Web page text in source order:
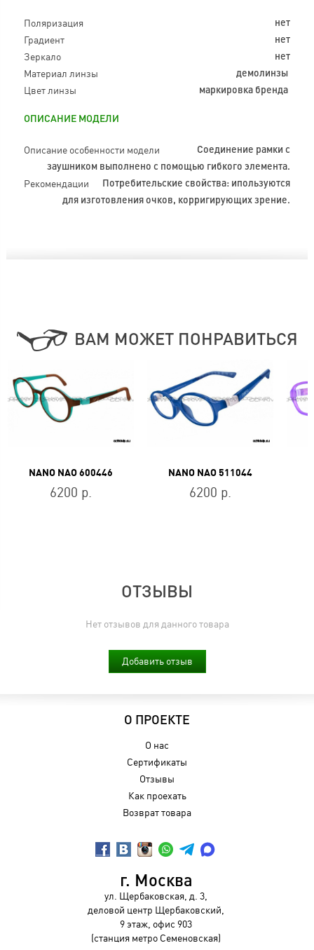
Поляризация нет
Градиент нет
Зеркало нет
Материал линзы демолинзы
Цвет линзы маркировка бренда
ОПИСАНИЕ МОДЕЛИ
Описание особенности модели
Соединение рамки с
заушником выполнено с помощью гибкого элемента.
Рекомендации
Потребительские свойства: ипользуются
для изготовления очков, корригирующих зрение.
ВАМ МОЖЕТ ПОНРАВИТЬСЯ
NANO NAO 600446
6200 р.
NANO NAO 511044
6200 р.
ОТЗЫВЫ
Нет отзывов для данного товара
Добавить отзыв
О ПРОЕКТЕ
О нас
Сертификаты
Отзывы
Как проехать
Возврат товара
г. Москва
ул. Щербаковская, д. 3,
деловой центр Щербаковский,
9 этаж, офис 903
(станция метро Семеновская)